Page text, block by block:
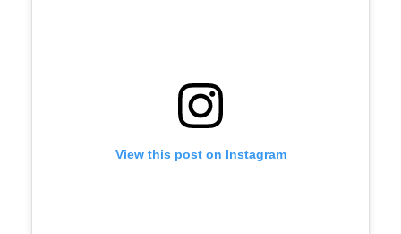
View this post on Instagram